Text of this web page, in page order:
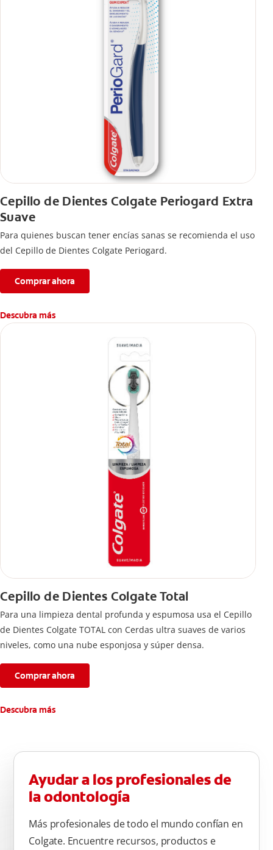
Cepillo de Dientes Colgate Periogard Extra
Suave
Para quienes buscan tener encías sanas se recomienda el uso
del Cepillo de Dientes Colgate Periogard.
Comprar ahora
Descubra más
Cepillo de Dientes Colgate Total
Para una limpieza dental profunda y espumosa usa el Cepillo
de Dientes Colgate TOTAL con Cerdas ultra suaves de varios
niveles, como una nube esponjosa y súper densa.
Comprar ahora
Descubra más
Ayudar a los profesionales de
la odontología
Más profesionales de todo el mundo confían en
Colgate. Encuentre recursos, productos e